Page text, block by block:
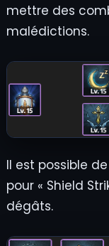
mettre des
malédictions.
Il est possible
pour « Shield
dégâts.